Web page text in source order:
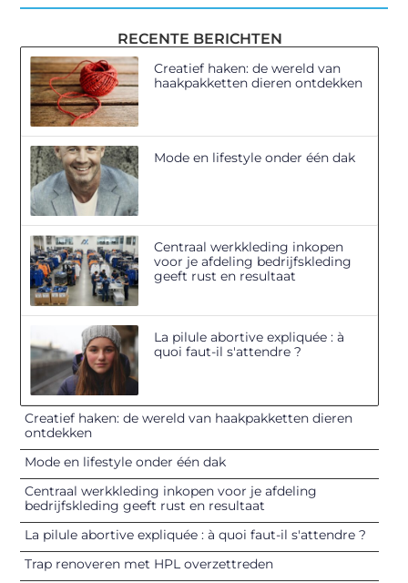
RECENTE BERICHTEN
Creatief haken: de wereld van
haakpakketten dieren ontdekken
Mode en lifestyle onder één dak
Centraal werkkleding inkopen
voor je afdeling bedrijfskleding
geeft rust en resultaat
La pilule abortive expliquée : à
quoi faut-il s'attendre ?
Creatief haken: de wereld van haakpakketten dieren
ontdekken
Mode en lifestyle onder één dak
Centraal werkkleding inkopen voor je afdeling
bedrijfskleding geeft rust en resultaat
La pilule abortive expliquée : à quoi faut-il s'attendre ?
Trap renoveren met HPL overzettreden